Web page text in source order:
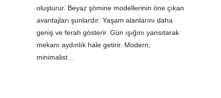
oluşturur. Beyaz şömine modellerinin öne çıkan
avantajları şunlardır: Yaşam alanlarını daha
geniş ve ferah gösterir. Gün ışığını yansıtarak
mekanı aydınlık hale getirir. Modern,
minimalist